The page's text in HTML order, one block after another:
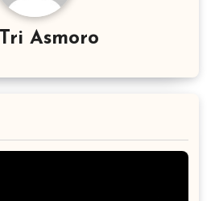
Tri Asmoro